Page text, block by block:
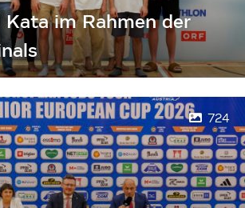
Kata im Rahmen der
724